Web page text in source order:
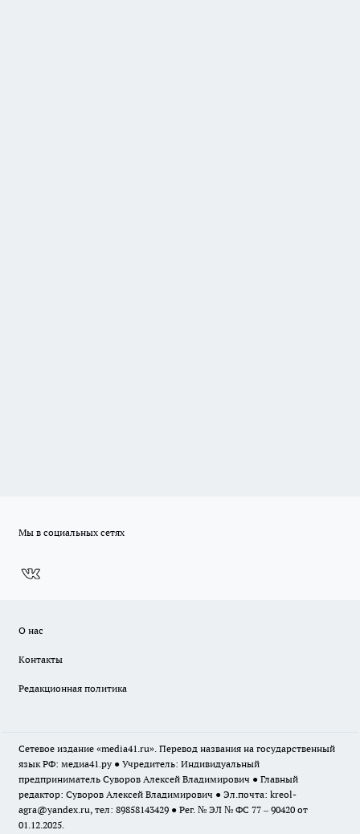
Мы в социальных сетях
О нас
Контакты
Редакционная политика
Сетевое издание «media41.ru». Перевод названия на государственный
язык РФ: медиа41.ру ● Учредитель: Индивидуальный
предприниматель Суворов Алексей Владимирович ● Главный
редактор: Суворов Алексей Владимирович ● Эл.почта: kreol-
agra@yandex.ru, тел: 89858143429 ● Рег. № ЭЛ № ФС 77 – 90420 от
01.12.2025.